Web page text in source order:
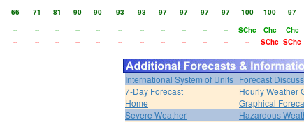
66 71 81 90 90 93 93 97 97 97 97 100 100 97
-- -- -- -- -- -- -- -- -- -- -- SChc Chc Chc
-- -- -- -- -- -- -- -- -- -- -- -- SChc SChc
International System of Units Forecast
7-Day Forecast
Hourly Weather
Home
Graphical
Severe Weather
Hazardous